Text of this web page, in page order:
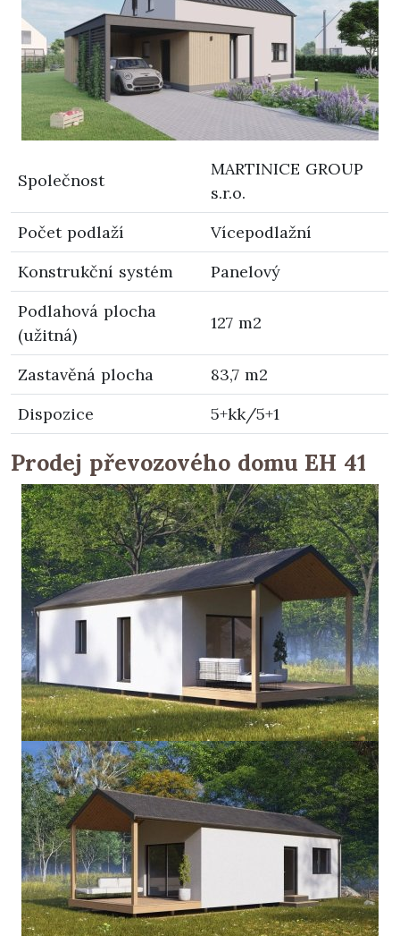
Společnost
MARTINICE GROUP
s.r.o.
Počet podlaží
Vícepodlažní
Konstrukční systém
Panelový
Podlahová plocha
(užitná)
127 m2
Zastavěná plocha
83,7 m2
Dispozice
5+kk/5+1
Prodej převozového domu EH 41